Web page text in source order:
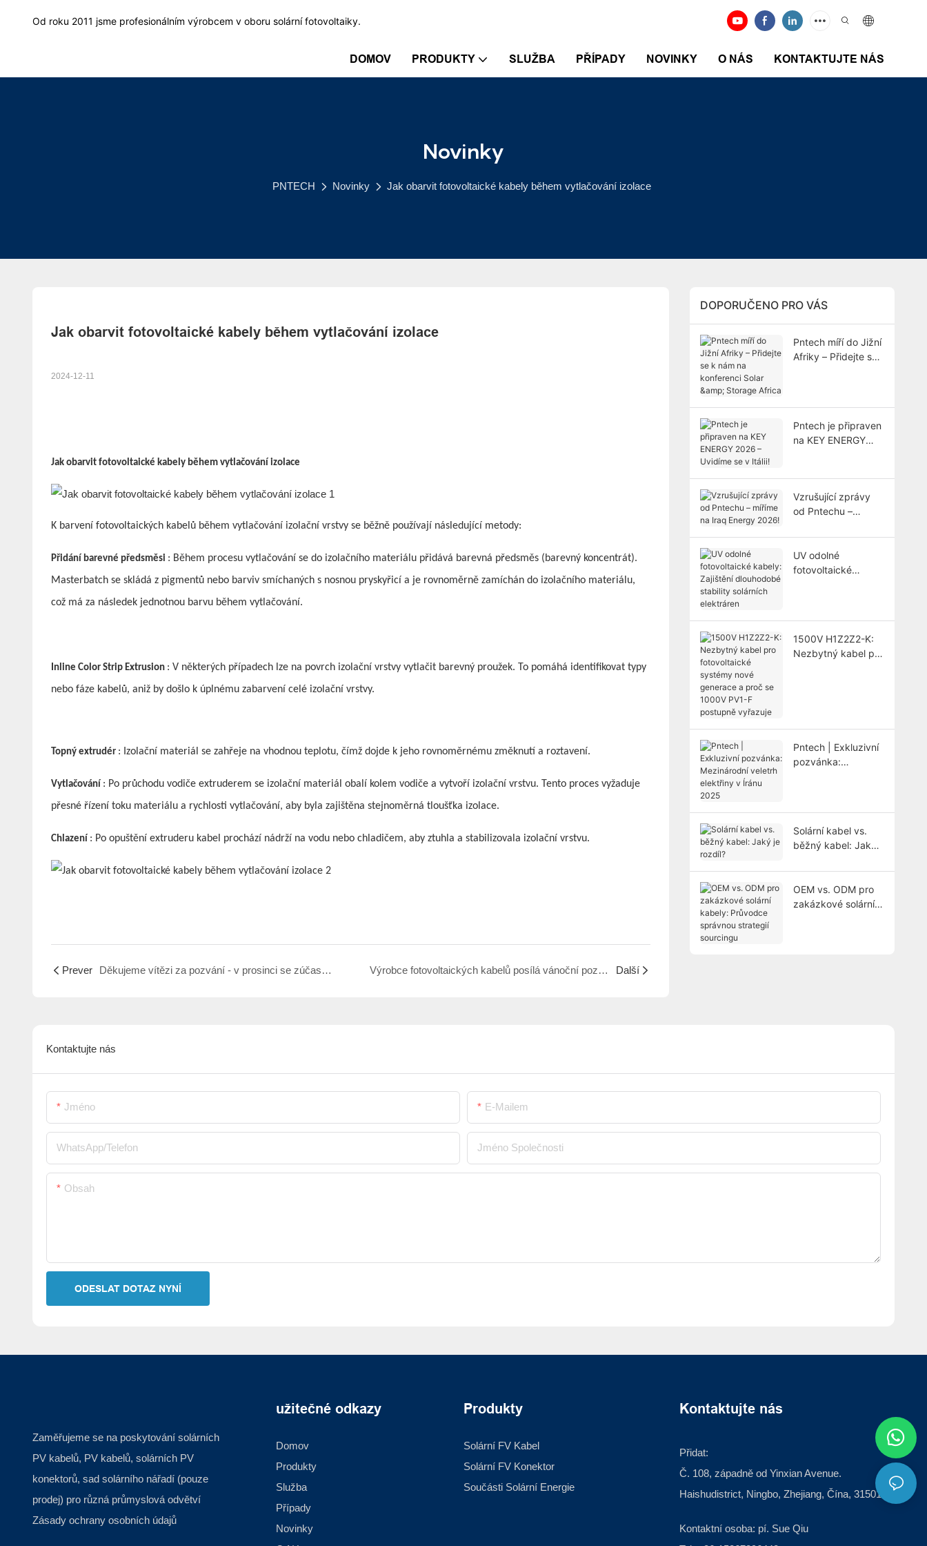
Od roku 2011 jsme profesionálním výrobcem v oboru solární fotovoltaiky.
DOMOV PRODUKTY SLUŽBA PŘÍPADY NOVINKY O NÁS KONTAKTUJTE NÁS
Novinky
PNTECH Novinky Jak obarvit fotovoltaické kabely během vytlačování izolace
Jak obarvit fotovoltaické kabely během vytlačování izolace
2024-12-11
Jak obarvit fotovoltaické kabely během vytlačování izolace
K barvení fotovoltaických kabelů během vytlačování izolační vrstvy se běžně používají následující metody:
Přidání barevné předsměsi : Během procesu vytlačování se do izolačního materiálu přidává barevná předsměs (barevný koncentrát).
Masterbatch se skládá z pigmentů nebo barviv smíchaných s nosnou pryskyřicí a je rovnoměrně zamíchán do izolačního materiálu,
což má za následek jednotnou barvu během vytlačování.
Inline Color Strip Extrusion : V některých případech lze na povrch izolační vrstvy vytlačit barevný proužek. To pomáhá identifikovat typy
nebo fáze kabelů, aniž by došlo k úplnému zabarvení celé izolační vrstvy.
Topný extrudér : Izolační materiál se zahřeje na vhodnou teplotu, čímž dojde k jeho rovnoměrnému změknutí a roztavení.
Vytlačování : Po průchodu vodiče extruderem se izolační materiál obalí kolem vodiče a vytvoří izolační vrstvu. Tento proces vyžaduje
přesné řízení toku materiálu a rychlosti vytlačování, aby byla zajištěna stejnoměrná tloušťka izolace.
Chlazení : Po opuštění extruderu kabel prochází nádrží na vodu nebo chladičem, aby ztuhla a stabilizovala izolační vrstvu.
Prever Děkujeme vítězi za pozvání - v prosinci se zúčastníme semináře "Solar pro vítěze" 12 Výrobce fotovoltaických kabelů posílá vánoční pozdravy: Partnerství pro zelenou budoucnost Další
DOPORUČENO PRO VÁS
Pntech míří do Jižní
Afriky – Přidejte se
Pntech je připraven
na KEY ENERGY
Vzrušující zprávy
od Pntechu –
Energy 2026!
UV odolné
fotovoltaické
1500V H1Z2Z2-K:
Nezbytný kabel pro
Pntech | Exkluzivní
pozvánka:
Solární kabel vs.
běžný kabel: Jaký
OEM vs. ODM pro
zakázkové solární
Kontaktujte nás
Jméno E-Mailem
WhatsApp/telefon Jméno Společnosti
Obsah
ODESLAT DOTAZ NYNÍ
Zaměřujeme se na poskytování solárních
PV kabelů, PV kabelů, solárních PV
konektorů, sad solárního nářadí (pouze
prodej) pro různá průmyslová odvětví
Zásady ochrany osobních údajů
užitečné odkazy
Domov
Produkty
Služba
Případy
Novinky
Produkty
Solární FV Kabel
Solární FV Konektor
Součásti Solární Energie
Kontaktujte nás
Přidat:
Č. 108, západně od Yinxian Avenue.
Haishudistrict, Ningbo, Zhejiang, Čína, 315012
Kontaktní osoba: pí. Sue Qiu